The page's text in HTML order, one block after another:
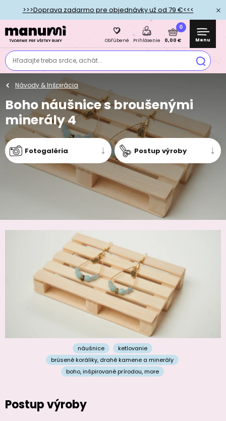
>>>Doprava zadarmo pre objednávky už od 79 €<<<
Hľadajte treba srdce, achát...
Obľúbené Prihlásenie
0
0,00 € Menu
Návody & Inšpirácia
Boho náušnice s broušenými
minerály 4
Fotogaléria Postup výroby
náušnice
ketlovanie
brúsené koráliky, drahé kamene a minerály
boho,inšpirované prírodou, more
Postup výroby